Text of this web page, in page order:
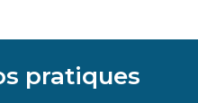
pratiques